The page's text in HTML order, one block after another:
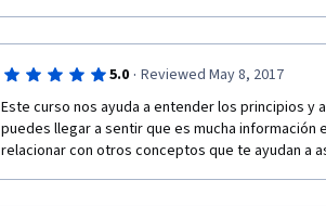
5.0 · Reviewed May 8, 2017
Este curso nos ayuda a entender los principios y
puedes llegar a sentir que es mucha información
relacionar con otros conceptos que te ayudan a